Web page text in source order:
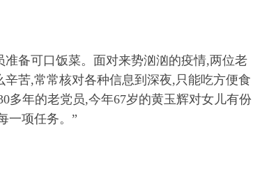
备可口饭菜。面对来势汹汹的疫情,两位老
苦,常常核对各种信息到深夜,只能吃方便食
多年的老党员,今年67岁的黄玉辉对女儿有份
一项任务。”